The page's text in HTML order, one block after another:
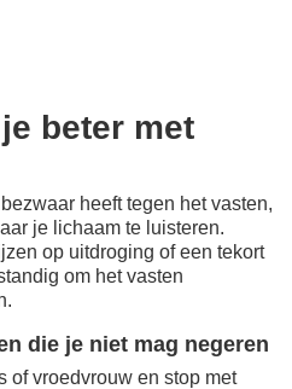
beter met
heeft tegen het vasten,
je lichaam te luisteren.
op uitdroging of een tekort
om het vasten
die je niet mag negeren
of vroedvrouw en stop met